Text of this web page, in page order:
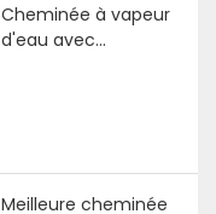
Cheminée à vapeur
d'eau avec
Meilleure cheminée